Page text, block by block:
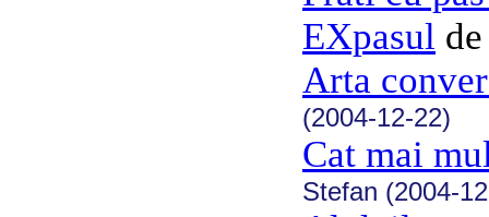
EXpasul
Arta
(2004-12-22)
Cat mai
Stefan (2004-